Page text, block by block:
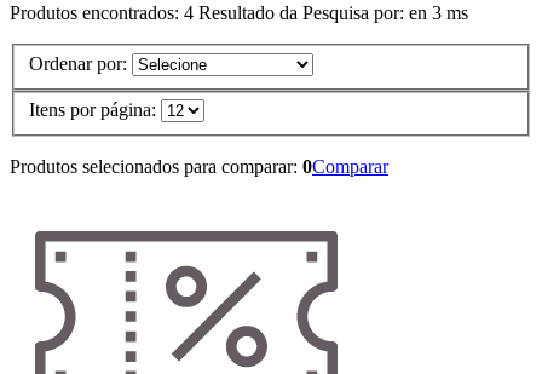
Produtos encontrados: 4 Resultado da Pesquisa por: en 3 ms
Ordenar por:
Itens por página:
Produtos selecionados para comparar: 0Comparar